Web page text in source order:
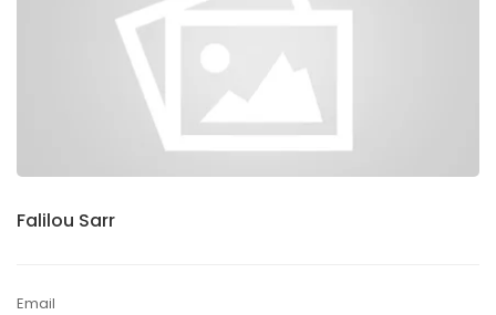
Falilou Sarr
Email